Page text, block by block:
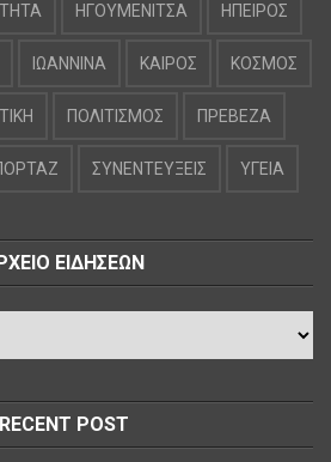
ΗΓΟΥΜΕΝΙΤΣΑ ΗΠΕΙΡΟΣ
ΙΩΑΝΝΙΝΑ ΚΑΙΡΟΣ ΚΟΣΜΟΣ
ΠΟΛΙΤΙΣΜΟΣ ΠΡΕΒΕΖΑ
ΣΥΝΕΝΤΕΥΞΕΙΣ ΥΓΕΙΑ
ΕΙΔΗΣΕΩΝ
RECENT POST